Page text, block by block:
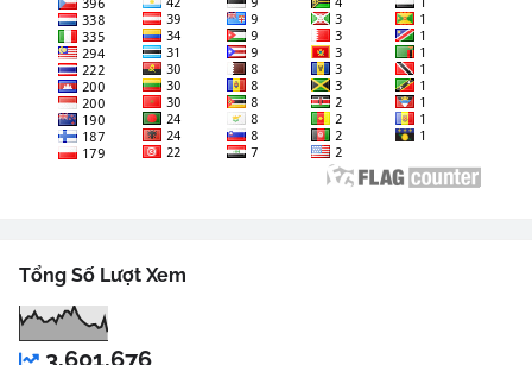
Tổng Số Lượt Xem
3,601,676